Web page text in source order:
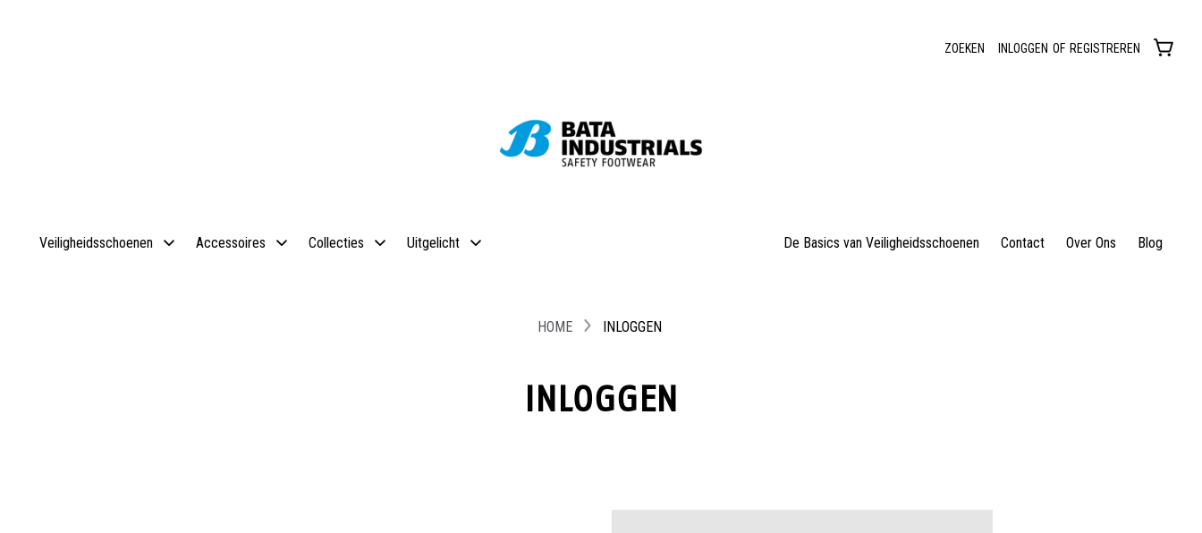
ZOEKEN INLOGGEN OF REGISTREREN
Veiligheidsschoenen Accessoires Collecties Uitgelicht De Basics van Veiligheidsschoenen Contact Over Ons Blog
HOME INLOGGEN
INLOGGEN